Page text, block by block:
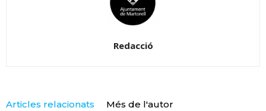
Redacció
Articles relacionats Més de l'autor